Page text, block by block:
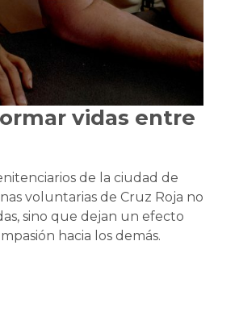
vidas entre
de la ciudad de
voluntarias de Cruz Roja no
sino que dejan un efecto
hacia los demás.